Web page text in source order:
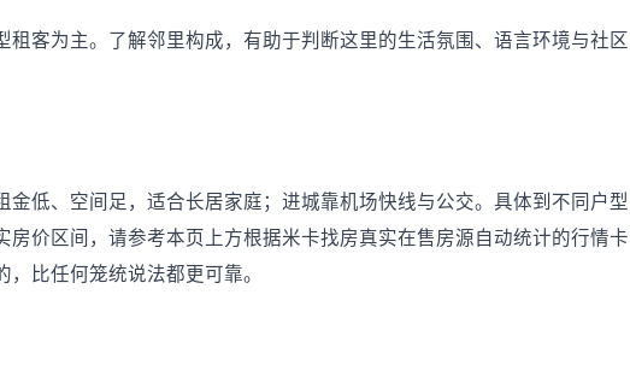
租客为主。了解邻里构成，有助于判断这里的生活氛围、语言环境与社区
金低、空间足，适合长居家庭；进城靠机场快线与公交。具体到不同户型
房价区间，请参考本页上方根据米卡找房真实在售房源自动统计的行情卡
比任何笼统说法都更可靠。